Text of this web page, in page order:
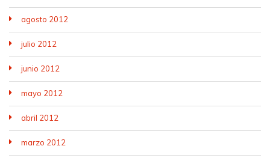
agosto 2012
julio 2012
junio 2012
mayo 2012
abril 2012
marzo 2012